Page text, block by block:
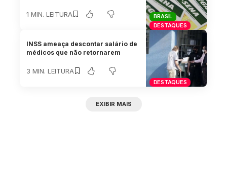
BRASIL
DESTAQUES
1 MIN. LEITURA
DESTAQUES
INSS ameaça descontar salário de
médicos que não retornarem
3 MIN. LEITURA
EXIBIR MAIS